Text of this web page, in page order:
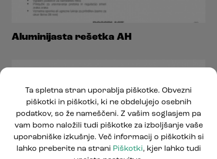
Aluminijasta rešetka AH
Ta spletna stran uporablja piškotke. Obvezni
piškotki in piškotki, ki ne obdelujejo osebnih
podatkov, so že nameščeni. Z vašim soglasjem pa
vam bomo naložili tudi piškotke za izboljšanje vaše
uporabniške izkušnje. Več informacij o piškotkih si
lahko preberite na strani Piškotki, kjer lahko tudi